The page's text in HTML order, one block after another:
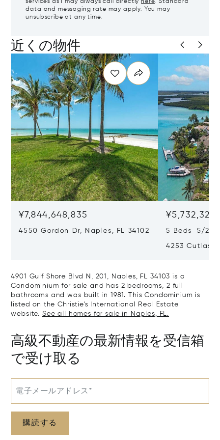
services as I may always call directly here. Standard
data and messaging rate may apply. You may
unsubscribe at any time.
近くの物件
¥7,844,648,835
4550 Gordon Dr, Naples, FL 34102 5 Beds 5/2
4253 Cutlass
4901 Gulf Shore Blvd N, 201, Naples, FL 34103 is a
Condominium for sale and has 2 bedrooms, 2 full
bathrooms and was built in 1981. This Condominium is
listed on the Christie's International Real Estate
website. See all homes for sale in Naples, FL.
高級不動産の最新情報を受信箱
で受け取る
電子メールアドレス*
購読する